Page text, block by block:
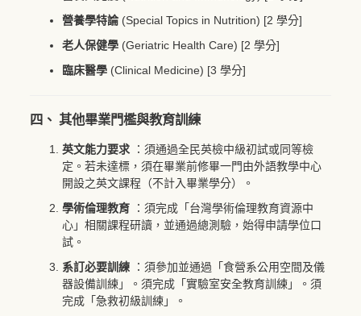
營養學特論 (Special Topics in Nutrition) [2 學分]
老人保健學 (Geriatric Health Care) [2 學分]
臨床醫學 (Clinical Medicine) [3 學分]
四、 其他畢業門檻與教育訓練
英文能力要求 ：須通過全民英檢中級初試或同等檢
定。若未達標，須在畢業前修畢一門由外語教學中心
開設之英文課程（不計入畢業學分）。
學術倫理教育 ：須完成「台灣學術倫理教育資源中
心」相關課程研讀，並通過總測驗，始得申請學位口
試。
系訂必要訓練 ：須參加並通過「食營系公用空間及儀
器設備訓練」。須完成「實驗室安全教育訓練」。須
完成「急救初級訓練」。